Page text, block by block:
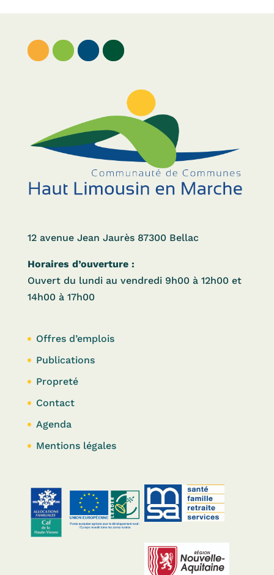
12 avenue Jean Jaurès 87300 Bellac
Horaires d’ouverture :
Ouvert du lundi au vendredi 9h00 à 12h00 et
14h00 à 17h00
Offres d’emplois
Publications
Propreté
Contact
Agenda
Mentions légales